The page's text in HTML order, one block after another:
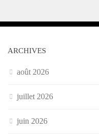
ARCHIVES
août 2026
juillet 2026
juin 2026